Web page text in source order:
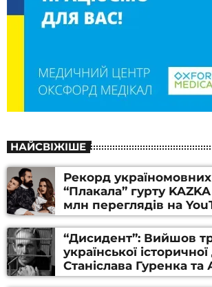
НАЙСВІЖІШЕ
Рекорд україномовних
“Плакала” гурту
млн переглядів на
“Дисидент”: Вийшов
української
Станіслава Гуренка та
Алфьорова (ВІДЕО)